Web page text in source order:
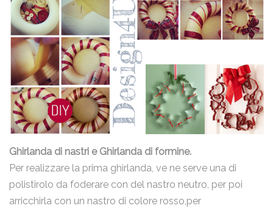
Ghirlanda di nastri e Ghirlanda di formine.
Per realizzare la prima ghirlanda, ve ne serve una di
polistirolo da foderare con del nastro neutro, per poi
arricchirla con un nastro di colore rosso,per